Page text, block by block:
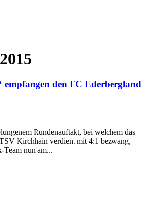
empfangen den FC Ederbergland
Rundenauftakt, bei welchem das
Kirchhain verdient mit 4:1 bezwang,
Team nun am...